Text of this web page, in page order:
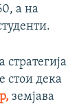
а на
стои дека
земјава